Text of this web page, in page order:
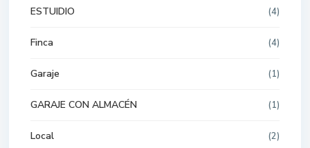
ESTUIDIO (4)
Finca (4)
Garaje (1)
GARAJE CON ALMACÉN (1)
Local (2)